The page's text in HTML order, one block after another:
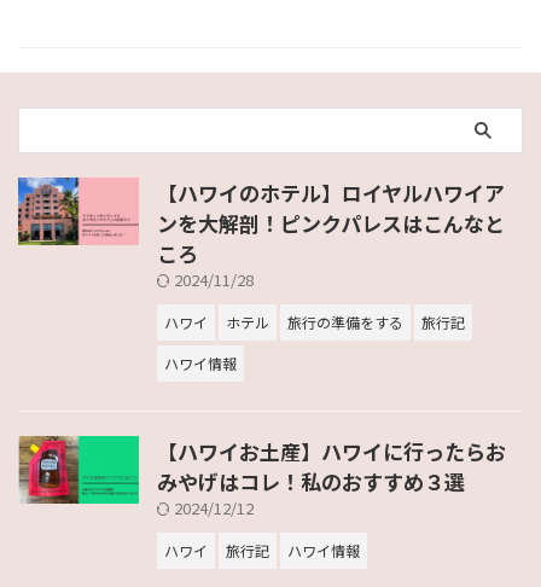
【ハワイのホテル】ロイヤルハワイア
ンを大解剖！ピンクパレスはこんなと
ころ
2024/11/28
ハワイ ホテル 旅行の準備をする
旅行記
ハワイ情報
【ハワイお土産】ハワイに行ったらお
みやげはコレ！私のおすすめ３選
2024/12/12
ハワイ 旅行記 ハワイ情報